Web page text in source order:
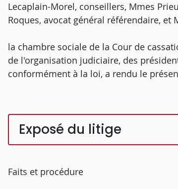
Lecaplain-Morel, conseillers, Mmes
Roques, avocat général référendaire, et
la chambre sociale de la Cour de
de l'organisation judiciaire, des
conformément à la loi, a rendu le
Exposé du litige
Faits et procédure